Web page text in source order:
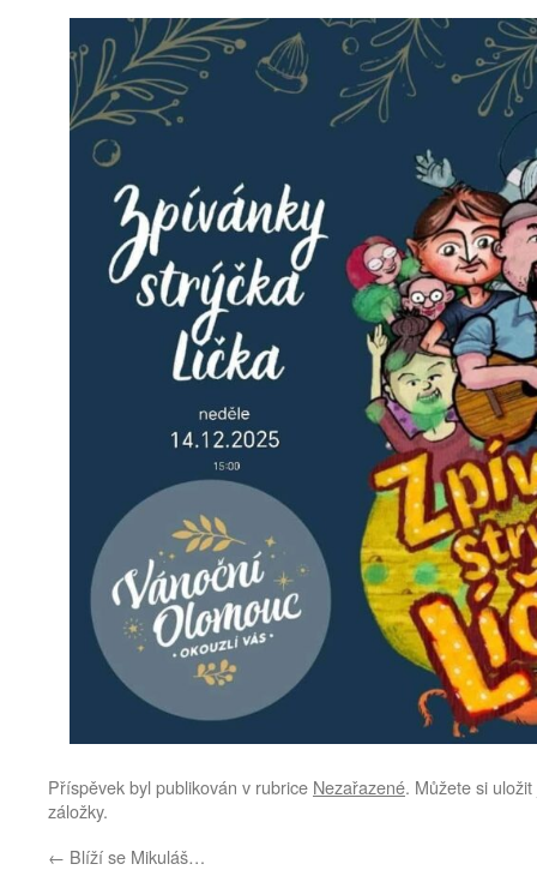
Příspěvek byl publikován v rubrice Nezařazené. Můžete si
záložky.
← Blíží se Mikuláš…